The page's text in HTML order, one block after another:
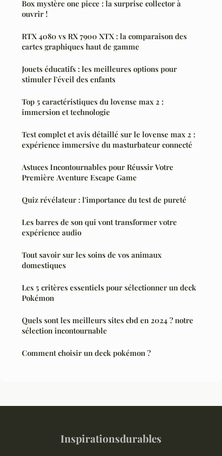
Box mystère one piece : la surprise collector à
ouvrir !
RTX 4080 vs RX 7900 XTX : la comparaison des
cartes graphiques haut de gamme
Jouets éducatifs : les meilleures options pour
stimuler l'éveil des enfants
Top 5 caractéristiques du lovense max 2 :
immersion et technologie
Test complet et avis détaillé sur le lovense max 2 :
expérience immersive du masturbateur connecté
Astuces Incontournables pour Réussir Votre
Première Aventure Escape Game
Quiz révélateur : l'importance du test de pureté
Les barres de son qui vont transformer votre
expérience audio
Tout savoir sur les soins de vos animaux
domestiques
Les 5 critères essentiels pour sélectionner un deck
Pokémon
Quels sont les meilleurs sites cbd en 2024 ? notre
sélection incontournable
Comment choisir un deck pokémon ?
Inspirationsdurables